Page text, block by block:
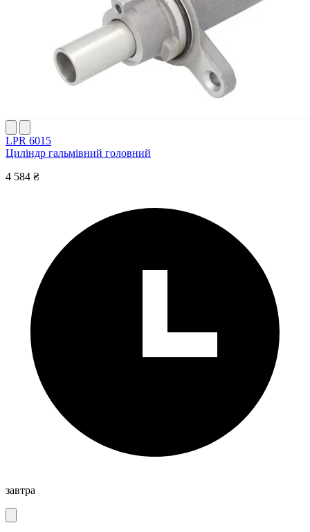
LPR 6015
Циліндр гальмівний головний
4 584 ₴
завтра